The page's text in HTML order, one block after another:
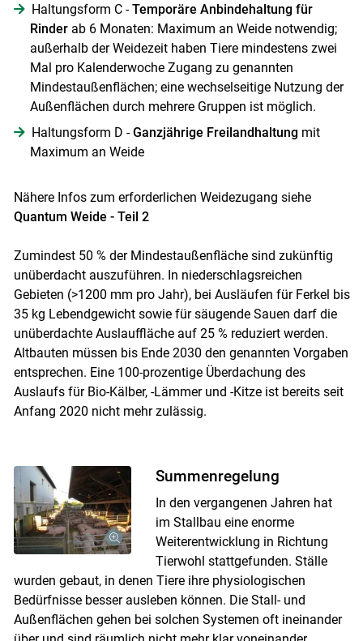
Haltungsform C -Temporäre Anbindehaltung für
Rinderab 6 Monaten: Maximum an Weide notwendig;
außerhalb der Weidezeit haben Tiere mindestens zwei
Mal pro Kalenderwoche Zugang zu genannten
Mindestaußenflächen; eine wechselseitige Nutzung der
Außenflächen durch mehrere Gruppen ist möglich.
Haltungsform D -Ganzjährige Freilandhaltungmit
Maximum an Weide
Nähere Infos zum erforderlichen Weidezugang siehe
Quantum Weide - Teil 2
Zumindest 50 % der Mindestaußenfläche sind zukünftig
unüberdacht auszuführen. In niederschlagsreichen
Gebieten (>1200 mm pro Jahr), bei Ausläufen für Ferkel bis
35 kg Lebendgewicht sowie für säugende Sauen darf die
unüberdachte Auslauffläche auf 25 % reduziert werden.
Altbauten müssen bis Ende 2030 den genannten Vorgaben
entsprechen. Eine 100-prozentige Überdachung des
Auslaufs für Bio-Kälber, -Lämmer und -Kitze ist bereits seit
Anfang 2020 nicht mehr zulässig.
Summenregelung
In den vergangenen Jahren hat
im Stallbau eine enorme
Weiterentwicklung in Richtung
Tierwohl stattgefunden. Ställe
wurden gebaut, in denen Tiere ihre physiologischen
Bedürfnisse besser ausleben können. Die Stall- und
Außenflächen gehen bei solchen Systemen oft ineinander